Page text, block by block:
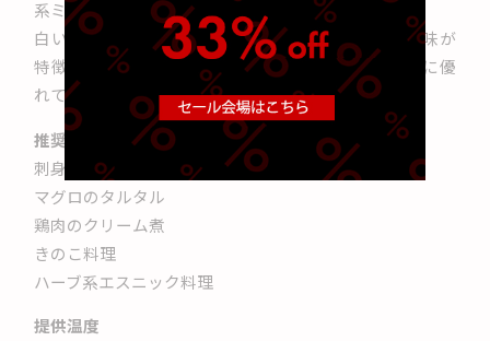
系ミード。
白い花やアーモンドを思わせるアロマと、繊細な塩味が
特徴で、魚介料理やハーブを使った料理との親和性に優
れています。
推奨ペアリング
刺身
マグロのタルタル
鶏肉のクリーム煮
きのこ料理
ハーブ系エスニック料理
提供温度